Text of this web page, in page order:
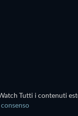
Tutti i contenuti